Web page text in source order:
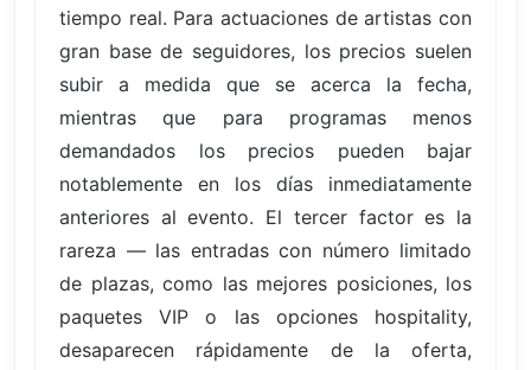
tiempo real. Para actuaciones de artistas con
gran base de seguidores, los precios suelen
subir a medida que se acerca la fecha,
mientras que para programas menos
demandados los precios pueden bajar
notablemente en los días inmediatamente
anteriores al evento. El tercer factor es la
rareza — las entradas con número limitado
de plazas, como las mejores posiciones, los
paquetes VIP o las opciones hospitality,
desaparecen rápidamente de la oferta,